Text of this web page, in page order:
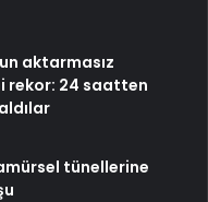
aktarmasız
rekor: 24 saatten
tünellerine